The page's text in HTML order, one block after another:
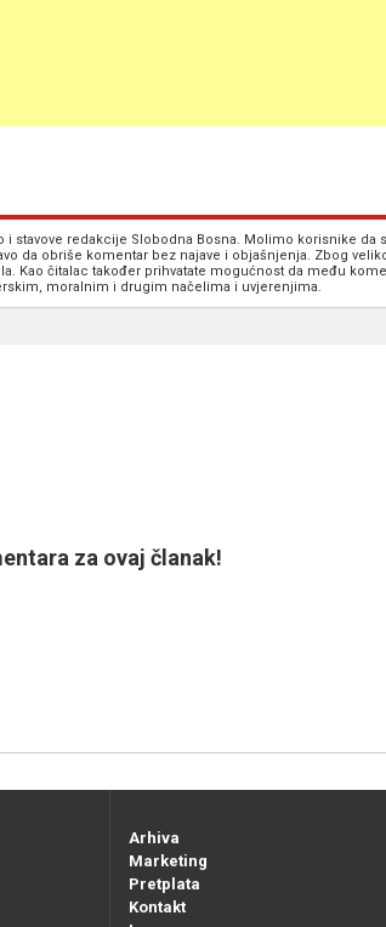
i stavove redakcije Slobodna Bosna. Molimo korisnike da
da obriše komentar bez najave i objašnjenja. Zbog
Kao čitalac također prihvatate mogućnost da među
moralnim i drugim načelima i uvjerenjima.
za ovaj članak!
Arhiva
Marketing
Pretplata
Kontakt